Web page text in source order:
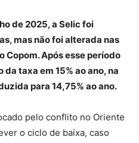
de 2025, a Selic foi
mas não foi alterada nas
Copom. Após esse período
taxa em 15% ao ano, na
para 14,75% ao ano.
pelo conflito no Oriente
o ciclo de baixa, caso